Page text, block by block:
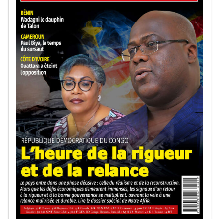
L’éternelle cicatrice de la main de Suárez (2010) : C’est
l’action la plus dramatique de l’histoire moderne de la
Coupe du Monde. À la 120e minute du quart de finale
2010, l’attaquant uruguayen Luis Suárez repousse le
ballon de la main sur sa ligne de but. Carton rouge,
penalty… mais Asamoah Gyan frappe sur la barre
transversale. Le Ghana s’inclinera aux tirs au but, laissant
un continent entier en larmes.
Malgré ce penalty manqué, Asamoah Gyan reste une
légende absolue de la compétition. Il demeure à ce jour le
meilleur buteur africain de l’histoire de la Coupe du
Monde avec 6 réalisations à son compteur. Un record que
la nouvelle génération rêve d’égaler !
Calendrier du premier tour (Groupe L)